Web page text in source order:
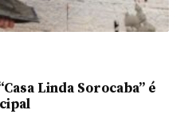
Linda Sorocaba” é